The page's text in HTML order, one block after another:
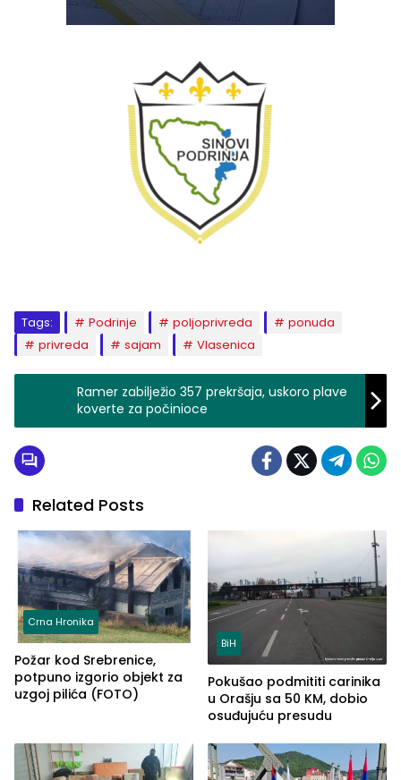
Tags: Podrinje poljoprivreda
ponuda
privreda
sajam Vlasenica
Ramer zabilježio 357 prekršaja, uskoro plave
koverte za počinioce
Related Posts
Crna Hronika
Požar kod Srebrenice,
potpuno izgorio objekt za
uzgoj pilića (FOTO)
BiH
Pokušao podmititi carinika
u Orašju sa 50 KM, dobio
osuđujuću presudu